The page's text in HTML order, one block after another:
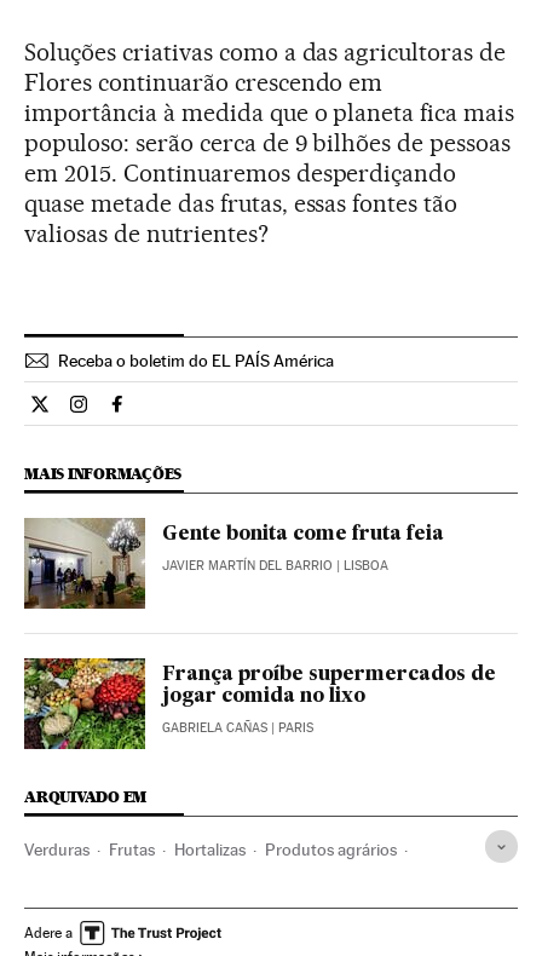
Soluções criativas como a das agricultoras de
Flores continuarão crescendo em
importância à medida que o planeta fica mais
populoso: serão cerca de 9 bilhões de pessoas
em 2015. Continuaremos desperdiçando
quase metade das frutas, essas fontes tão
valiosas de nutrientes?
Receba o boletim do EL PAÍS América
Internacional El País Brasil en Twitter
Internacional El País Brasil en Instagram
Internacional El País Brasil en Facebook
MAIS INFORMAÇÕES
Gente bonita come fruta feia
JAVIER MARTÍN DEL BARRIO | LISBOA
França proíbe supermercados de
jogar comida no lixo
GABRIELA CAÑAS | PARIS
ARQUIVADO EM
Verduras Frutas Hortalizas Produtos agrários
Agricultura Gastronomia
Adere a